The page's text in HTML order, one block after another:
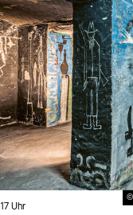
©
Uhrzeit:
17 Uhr